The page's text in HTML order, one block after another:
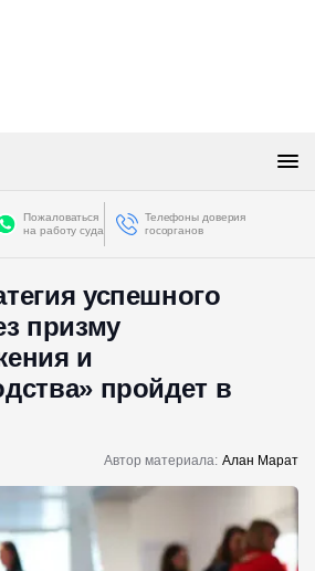
Пожаловаться
на работу суда
Телефоны доверия
госорганов
успешного
призму
и
пройдет в
Автор материала: Алан Марат